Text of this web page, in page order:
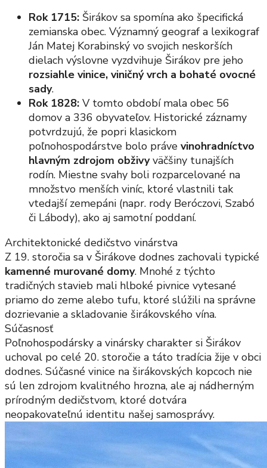
Rok 1715: Širákov sa spomína ako špecifická
zemianska obec. Významný geograf a lexikograf
Ján Matej Korabinský vo svojich neskorších
dielach výslovne vyzdvihuje Širákov pre jeho
rozsiahle vinice, viničný vrch a bohaté ovocné
sady.
Rok 1828: V tomto období mala obec 56
domov a 336 obyvateľov. Historické záznamy
potvrdzujú, že popri klasickom
poľnohospodárstve bolo práve vinohradníctvo
hlavným zdrojom obživyväčšiny tunajších
rodín. Miestne svahy boli rozparcelované na
množstvo menších viníc, ktoré vlastnili tak
vtedajší zemepáni (napr. rody Beróczovi, Szabó
či Lábody), ako aj samotní poddaní.
Architektonické dedičstvo vinárstva
Z 19. storočia sa v Širákove dodnes zachovali typické
kamenné murované domy. Mnohé z týchto
tradičných stavieb mali hlboké pivnice vytesané
priamo do zeme alebo tufu, ktoré slúžili na správne
dozrievanie a skladovanie širákovského vína.
Súčasnosť
Poľnohospodársky a vinársky charakter si Širákov
uchoval po celé 20. storočie a táto tradícia žije v obci
dodnes. Súčasné vinice na širákovských kopcoch nie
sú len zdrojom kvalitného hrozna, ale aj nádherným
prírodným dedičstvom, ktoré dotvára
neopakovateľnú identitu našej samosprávy.